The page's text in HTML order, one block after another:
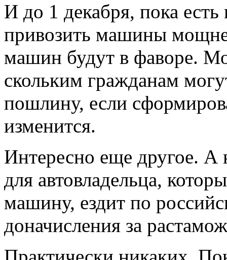
И до 1 декабря, пока
привозить машины
машин будут в фаворе.
скольким гражданам
пошлину, если
изменится.
Интересно еще другое. А
для автовладельца,
машину, ездит по
доначисления за